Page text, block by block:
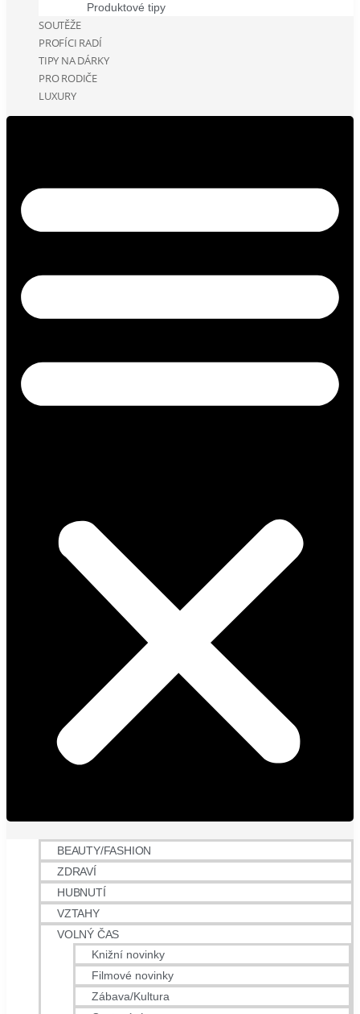
Produktové tipy
SOUTĚŽE
PROFÍCI RADÍ
TIPY NA DÁRKY
PRO RODIČE
LUXURY
BEAUTY/FASHION
ZDRAVÍ
HUBNUTÍ
VZTAHY
VOLNÝ ČAS
Knižní novinky
Filmové novinky
Zábava/Kultura